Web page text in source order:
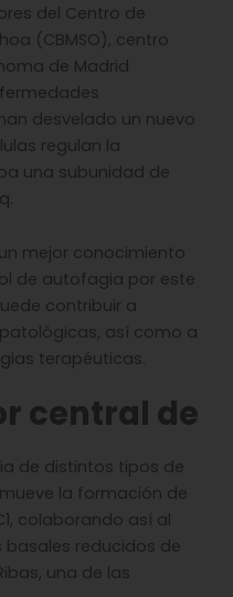
del Centro de
(CBMSO), centro
de Madrid
desvelado un nuevo
regulan la
una subunidad de
mejor conocimiento
de autofagia por este
contribuir a
así como a
terapéuticas.
central de
de distintos tipos de
la formación de
colaborando así al
reducidos de
una de las